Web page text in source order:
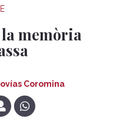
la memòria
Coromina